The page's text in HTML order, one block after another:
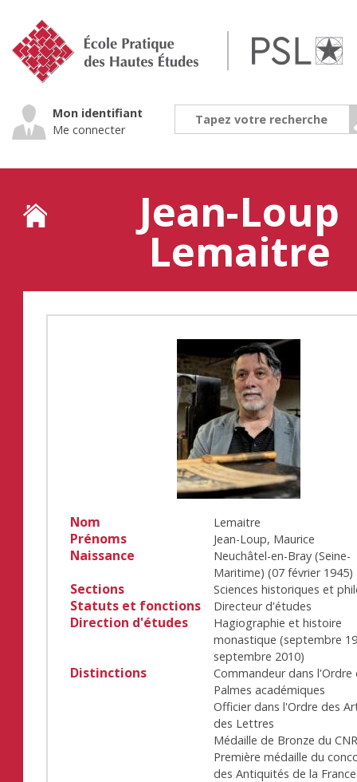
navigation
Mon identifiant
Me connecter
Jean-Loup
Lemaitre
Back
Nom Lemaitre
Prénoms Jean-Loup, Maurice
Naissance
Neuchâtel-en-Bray (Seine-
Maritime) (07 février 1945)
Sections Sciences historiques et
Statuts et fonctions Directeur d'études
Direction d'études
Hagiographie et histoire
monastique (septembre
septembre 2010)
Distinctions
Commandeur dans l'Ordre
Palmes académiques
Officier dans l'Ordre des
des Lettres
Médaille de Bronze du
Première médaille du
des Antiquités de la